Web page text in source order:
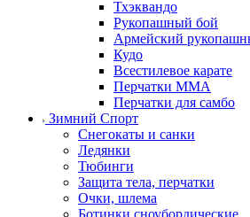
Тхэквандо
Рукопашный бой
Армейский
Кудо
Всестилевое карате
Перчатки MMA
Перчатки для самбо
Зимний Спорт
Снегокаты и санки
Ледянки
Тюбинги
Защита тела, перчатки
Очки, шлема
Ботинки сноубордические